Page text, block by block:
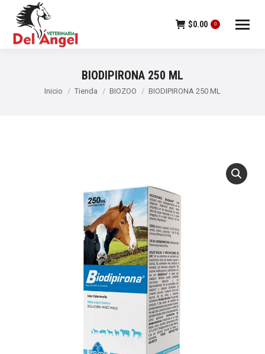
$0.00 0
BIODIPIRONA 250 ML
Estás aquí:
Inicio Tienda BIOZOO BIODIPIRONA 250 ML